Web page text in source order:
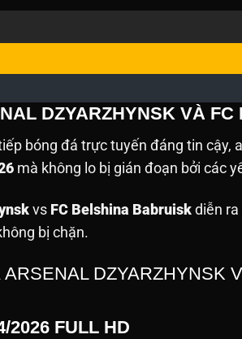
DZYARZHYNSK VÀ
bóng đá trực tuyến đáng tin cậy,
mà không lo bị gián đoạn bởi các
vs FC Belshina Babruisk diễn
bị chặn.
DZYARZHYNSK
2026 FULL HD